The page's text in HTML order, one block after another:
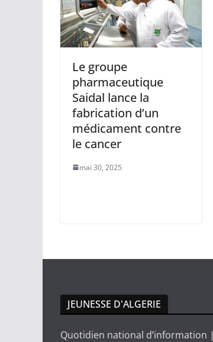
Le groupe
pharmaceutique
Saidal lance la
fabrication d’un
médicament contre
le cancer
mai 30, 2025
JEUNESSE D'ALGERIE
Quotidien national d’information |